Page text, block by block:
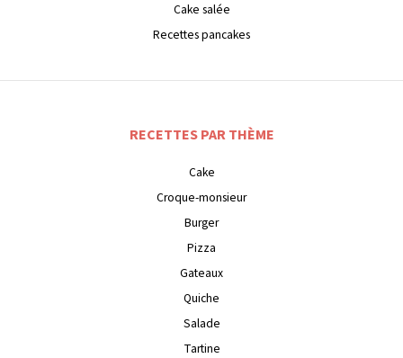
Cake salée
Recettes pancakes
RECETTES PAR THÈME
Cake
Croque-monsieur
Burger
Pizza
Gateaux
Quiche
Salade
Tartine